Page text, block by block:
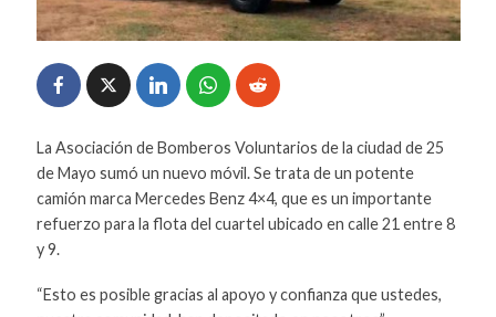
La Asociación de Bomberos Voluntarios de la ciudad de 25
de Mayo sumó un nuevo móvil. Se trata de un potente
camión marca Mercedes Benz 4×4, que es un importante
refuerzo para la flota del cuartel ubicado en calle 21 entre 8
y 9.
“Esto es posible gracias al apoyo y confianza que ustedes,